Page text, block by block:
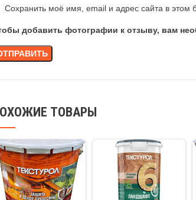
Сохранить моё имя, email и адрес сайта в
добавить фотографии к отзыву, вам
ТОВАРЫ